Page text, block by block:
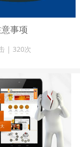
事项
| 320次